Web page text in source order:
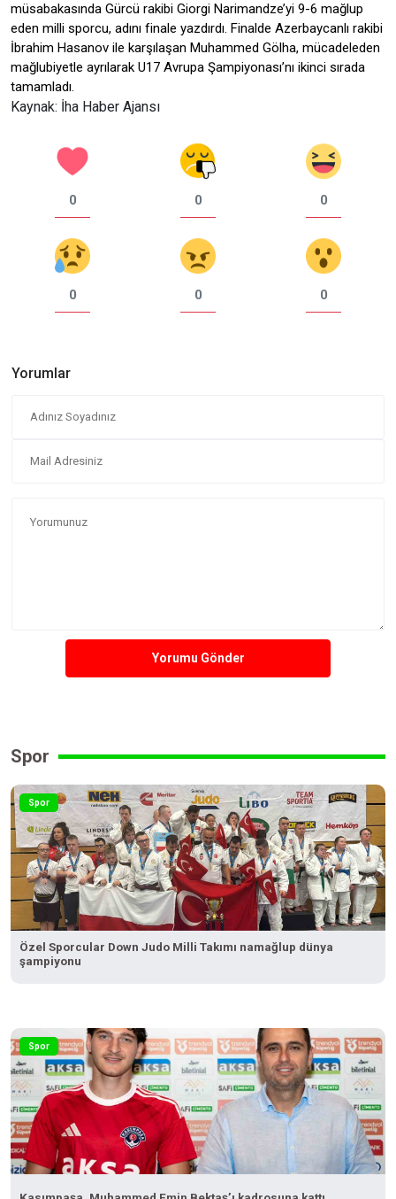
müsabakasında Gürcü rakibi Giorgi Narimandze’yi 9-6 mağlup
eden milli sporcu, adını finale yazdırdı. Finalde Azerbaycanlı rakibi
İbrahim Hasanov ile karşılaşan Muhammed Gölha, mücadeleden
mağlubiyetle ayrılarak U17 Avrupa Şampiyonası’nı ikinci sırada
tamamladı.
Kaynak: İha Haber Ajansı
0 0 0
0 0 0
Yorumlar
Yorumu Gönder
Spor
Spor
Özel Sporcular Down Judo Milli Takımı namağlup dünya
şampiyonu
Spor